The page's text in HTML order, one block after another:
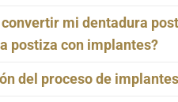
mi dentadura
postiza con implantes?
del proceso de